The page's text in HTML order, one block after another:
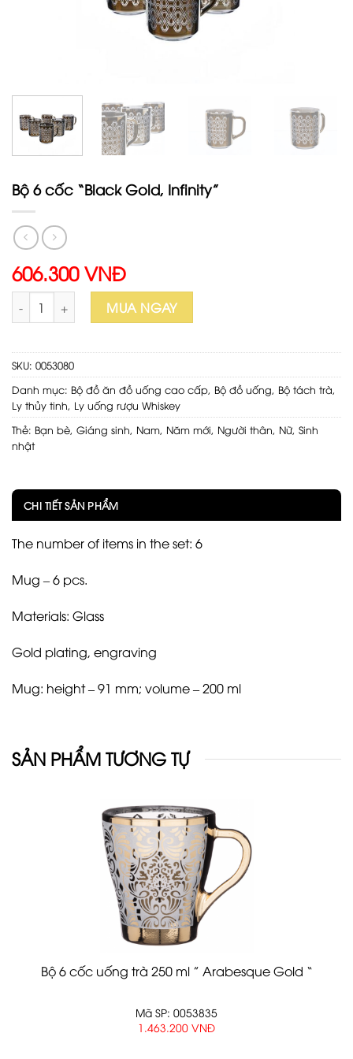
Bộ 6 cốc “Black Gold, Infinity”
606.300 VNĐ
Bộ 6 cốc "Black Gold, Infinity" số lượng
MUA NGAY
SKU: 0053080
Danh mục: Bộ đồ ăn đồ uống cao cấp Bộ đồ uống Bộ tách trà
Ly thủy tinh Ly uống rượu Whiskey
Thẻ: Bạn bè Giáng sinh Nam Năm mới Người thân Nữ Sinh
nhật
CHI TIẾT SẢN PHẨM
The number of items in the set: 6
Mug – 6 pcs.
Materials: Glass
Gold plating, engraving
Mug: height – 91 mm; volume – 200 ml
SẢN PHẨM TƯƠNG TỰ
Bộ 6 cốc uống trà 250 ml ” Arabesque Gold “
Mã SP: 0053835
1.463.200 VNĐ